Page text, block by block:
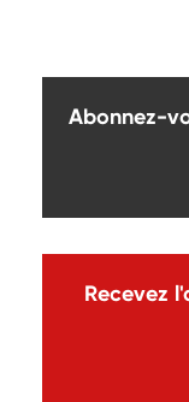
Abonnez-
Recevez